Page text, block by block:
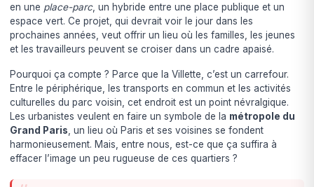
en une place-parc, un hybride entre une place publique et un
espace vert. Ce projet, qui devrait voir le jour dans les
prochaines années, veut offrir un lieu où les familles, les jeunes
et les travailleurs peuvent se croiser dans un cadre apaisé.
Pourquoi ça compte ? Parce que la Villette, c’est un carrefour.
Entre le périphérique, les transports en commun et les activités
culturelles du parc voisin, cet endroit est un point névralgique.
Les urbanistes veulent en faire un symbole de la métropole du
Grand Paris , un lieu où Paris et ses voisines se fondent
harmonieusement. Mais, entre nous, est-ce que ça suffira à
effacer l’image un peu rugueuse de ces quartiers ?